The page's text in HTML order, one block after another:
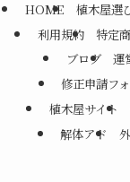
HOME 植木屋選
利用規約
特定
ブログ
運
修正申請フ
植木屋サイト
解体アド